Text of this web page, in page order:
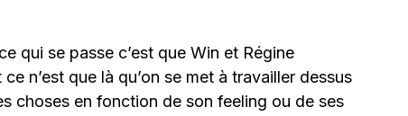
qui se passe c’est que Win et Régine
n’est que là qu’on se met à travailler dessus
choses en fonction de son feeling ou de ses